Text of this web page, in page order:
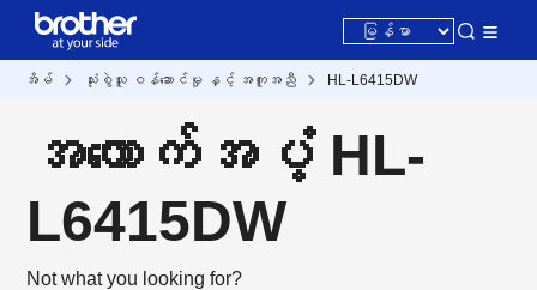
အိမ် သုံးစွဲသူ ဝန်ဆောင်မှု နှင့် အကူအညီ HL-L6415DW
အထောက်အပံ့ HL-
L6415DW
Not what you looking for?